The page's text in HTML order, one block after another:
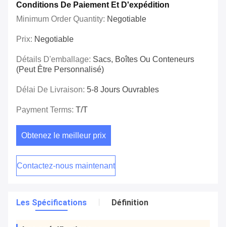
Conditions De Paiement Et D'expédition
Minimum Order Quantity: Negotiable
Prix: Negotiable
Détails D'emballage: Sacs, Boîtes Ou Conteneurs
(peut Être Personnalisé)
Délai De Livraison: 5-8 Jours Ouvrables
Payment Terms: T/T
Obtenez le meilleur prix
Contactez-nous maintenant
Les Spécifications Définition